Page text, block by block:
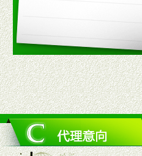
4、营销技术支持：因地制宜，采取
5、返利奖励支持：累计进货奖励，
6、售后服务支持：营销全程跟踪服
7、退换货支持：诚信为本的退换货
十、代理条件
1、拥有婴幼儿产品经销网络，营养
2、认同公司产品及经营理念，有良
3、严格按照统一最低渠道价格，统
4、具有一定的资金实力，良好的商